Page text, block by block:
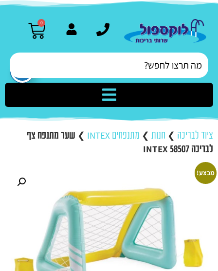
0
ציוד לבריכה ❯ חנות ❯ מתנפחים INTEX ❯ שער מתנפח צף
לבריכה INTEX 58507
מבצע!